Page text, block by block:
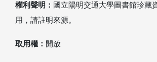
權利聲明： 國立陽明交通大學圖書館珍藏
用，請註明來源。
取用權： 開放